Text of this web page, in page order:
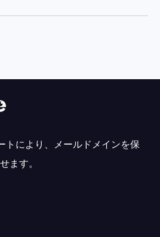
トにより、メールドメインを保
ます。